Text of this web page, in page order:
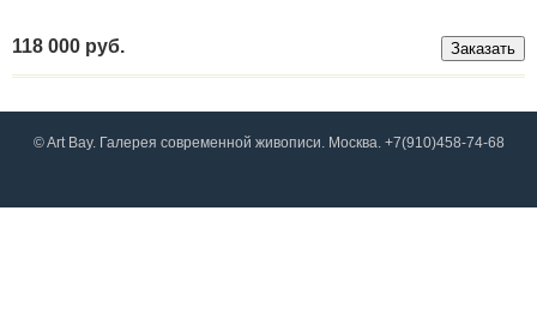
118 000 руб.
© Art Bay. Галерея современной живописи. Москва. +7(910)458-74-68